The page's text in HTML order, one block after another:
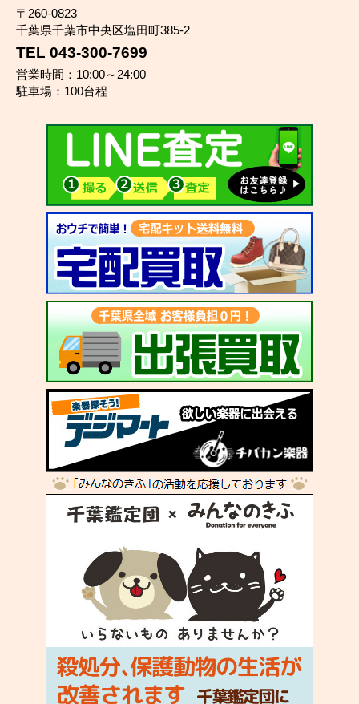
〒260-0823
千葉県千葉市中央区塩田町385-2
TEL 043-300-7699
営業時間：10:00～24:00
駐車場：100台程